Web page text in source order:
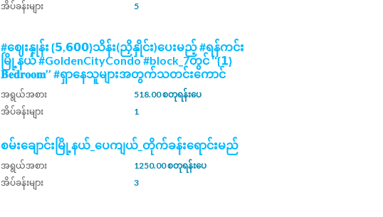
အိပ်ခန်းများ
5
#ဈေးနှုန်း {𝟱,𝟲𝟬𝟬}သိန်း(ညှိနှိုင်း)ပေးမည့် #ရန်ကင်း
မြို့နယ် #GoldenCityCondo #block_7တွင် ‘‘{𝟭}
𝐁𝐞𝐝𝐫𝐨𝐨𝐦’’ #ရှာနေသူများအတွက်သတင်းကောင်
အရွယ်အစား
518.00 စတုရန်းပေ
အိပ်ခန်းများ
1
စမ်းချောင်းမြို့နယ်_ပေကျယ်_တိုက်ခန်းရောင်းမည်
အရွယ်အစား
1250.00 စတုရန်းပေ
အိပ်ခန်းများ
3